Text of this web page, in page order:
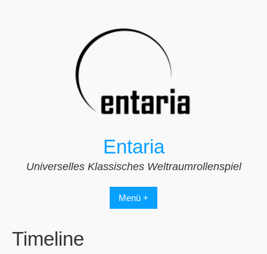
Entaria
Universelles Klassisches Weltraumrollenspiel
Menü +
Timeline